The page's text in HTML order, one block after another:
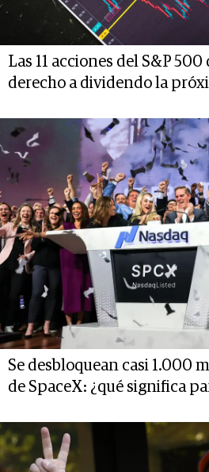
Las 11 acciones del S&P
derecho a dividendo la
Se desbloquean casi 1.000
de SpaceX: ¿qué significa